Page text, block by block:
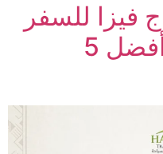
فيزا للسفر
في صيف 2026 (أفضل 5